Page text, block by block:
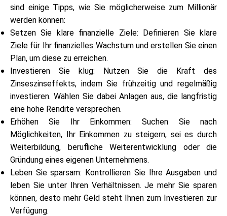
Mein Konto
Finanzierung erhalten
ask@scrambleup.com
+372 712 2955
sind einige Tipps, wie Sie möglicherweise zum Millionär
werden können:
Setzen Sie klare finanzielle Ziele: Definieren Sie klare
Ziele für Ihr finanzielles Wachstum und erstellen Sie einen
Plan, um diese zu erreichen.
Investieren Sie klug: Nutzen Sie die Kraft des
Zinseszinseffekts, indem Sie frühzeitig und regelmäßig
investieren. Wählen Sie dabei Anlagen aus, die langfristig
eine hohe Rendite versprechen.
Erhöhen Sie Ihr Einkommen: Suchen Sie nach
Möglichkeiten, Ihr Einkommen zu steigern, sei es durch
Weiterbildung, berufliche Weiterentwicklung oder die
Gründung eines eigenen Unternehmens.
Leben Sie sparsam: Kontrollieren Sie Ihre Ausgaben und
leben Sie unter Ihren Verhältnissen. Je mehr Sie sparen
können, desto mehr Geld steht Ihnen zum Investieren zur
Verfügung.